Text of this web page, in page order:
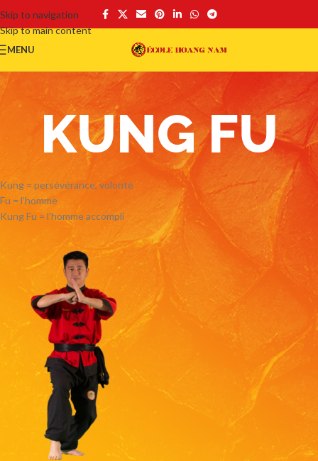
Skip to navigation
Skip to main content
MENU
KUNG FU
Kung = persévérance, volonté
Fu = l’homme
Kung Fu = l’homme accompli